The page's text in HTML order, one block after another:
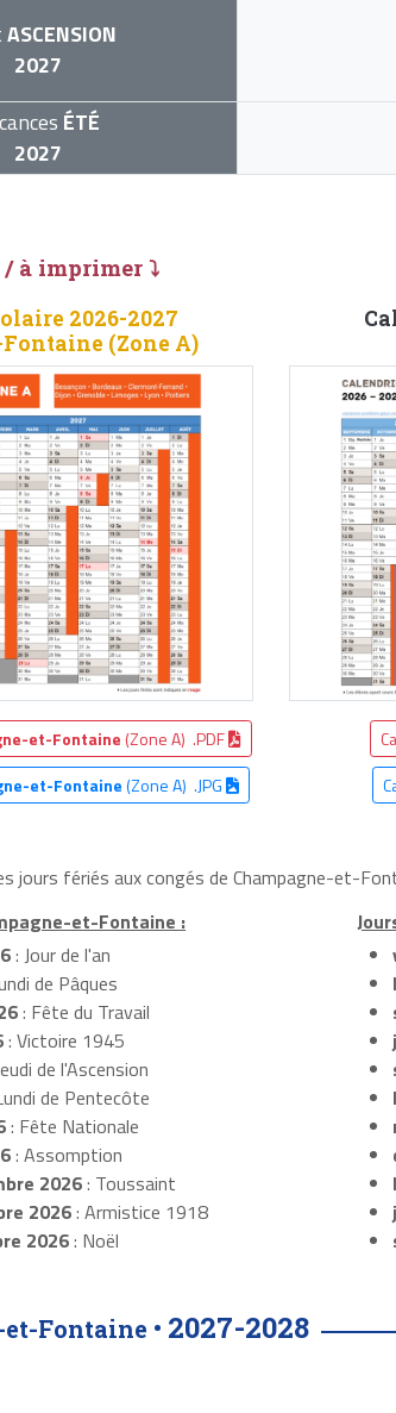
ASCENSION
2027
ÉTÉ
2027
à imprimer ⤵
2026-2027
(Zone A)
et-Fontaine (Zone A) .PDF
et-Fontaine(Zone A) .JPG
jours fériés aux congés de Champagne-et-
et-Fontaine :
: Jour de l'an
de Pâques
: Fête du Travail
: Victoire 1945
de l'Ascension
de Pentecôte
: Fête Nationale
: Assomption
2026: Toussaint
2026: Armistice 1918
2026: Noël
Fontaine • 2027-2028